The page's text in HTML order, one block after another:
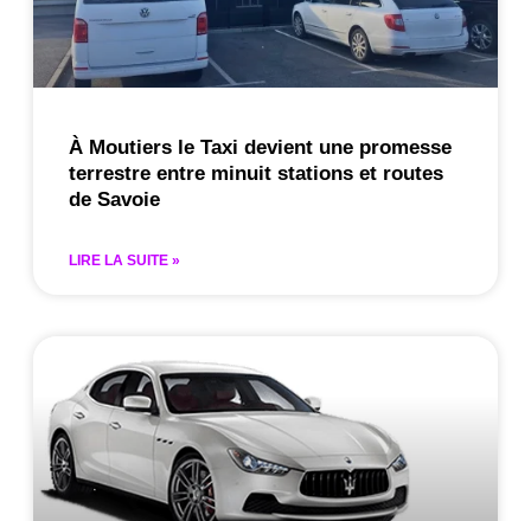
À Moutiers le Taxi devient une promesse
terrestre entre minuit stations et routes
de Savoie
LIRE LA SUITE »